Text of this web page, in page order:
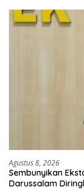
Agustus 8, 2026
Sembunyikan
Darussalam